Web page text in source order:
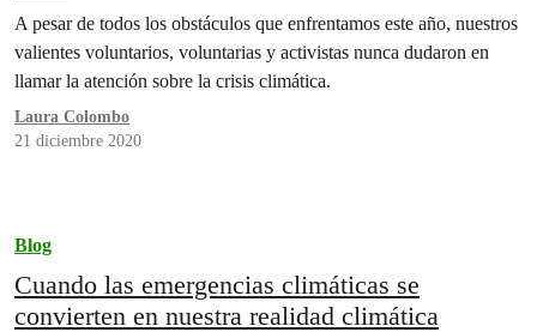
A pesar de todos los obstáculos que enfrentamos este año, nuestros
valientes voluntarios, voluntarias y activistas nunca dudaron en
llamar la atención sobre la crisis climática.
Laura Colombo
21 diciembre 2020
Blog
Cuando las emergencias climáticas se
convierten en nuestra realidad climática